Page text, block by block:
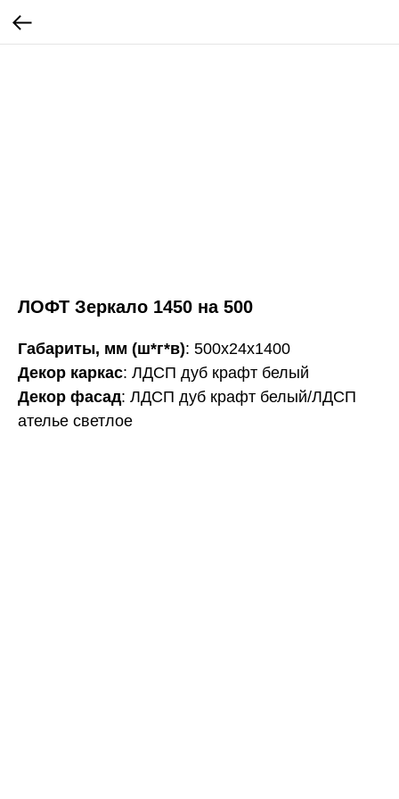
ЛОФТ Зеркало 1450 на 500
Габариты, мм (ш*г*в): 500х24х1400
Декор каркас: ЛДСП дуб крафт белый
Декор фасад: ЛДСП дуб крафт белый/ЛДСП
ателье светлое